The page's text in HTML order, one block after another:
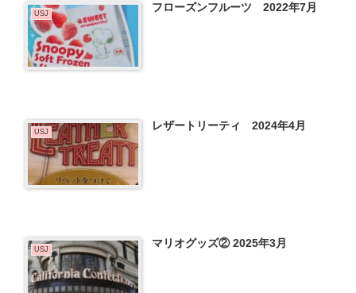
USJ フローズンフルーツ 2022年7月
USJ レザートリーティ 2024年4月
USJ マリオグッズ② 2025年3月